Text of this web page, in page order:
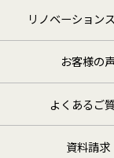
リノベーション
お客様の
よくあるご
資料請求